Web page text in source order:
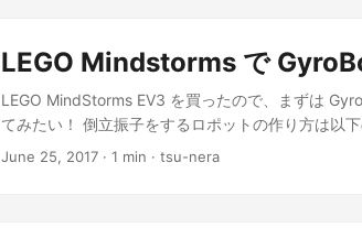
LEGO Mindstorms で
LEGO MindStorms EV3 を買ったので、まずは
てみたい！ 倒立振子をするロポットの作り方は以
June 25, 2017 · 1 min · tsu-nera